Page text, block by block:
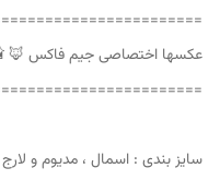
عکسها اختصاصی جیم فاکس 🦊
سایز بندی : اسمال ، مدیوم و